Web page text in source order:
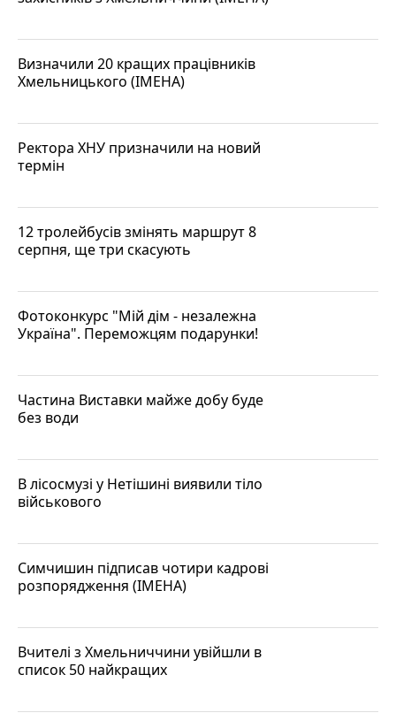
Визначили 20 кращих працівників
Хмельницького (ІМЕНА)
Ректора ХНУ призначили на новий
термін
12 тролейбусів змінять маршрут 8
серпня, ще три скасують
Фотоконкурс "Мій дім - незалежна
Україна". Переможцям подарунки!
Частина Виставки майже добу буде
без води
В лісосмузі у Нетішині виявили тіло
військового
Симчишин підписав чотири кадрові
розпорядження (ІМЕНА)
Вчителі з Хмельниччини увійшли в
список 50 найкращих